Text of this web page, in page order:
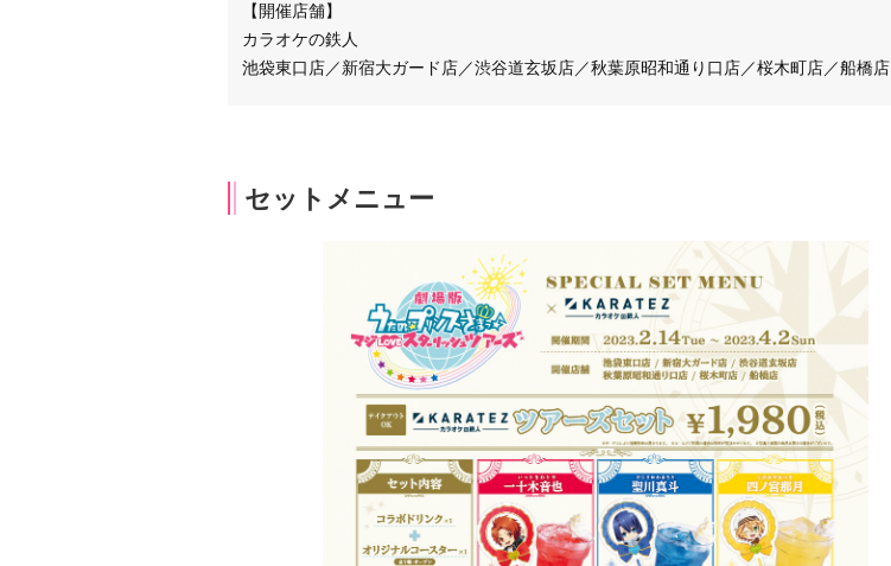
【開催店舗】
カラオケの鉄人
池袋東口店／新宿大ガード店／渋谷道玄坂店／秋葉原昭和通り口店／桜木町店／船橋店
セットメニュー